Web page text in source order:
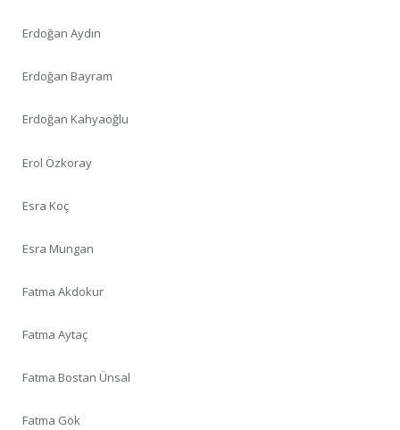
Erdoğan Aydın
Erdoğan Bayram
Erdoğan Kahyaoğlu
Erol Özkoray
Esra Koç
Esra Mungan
Fatma Akdokur
Fatma Aytaç
Fatma Bostan Ünsal
Fatma Gök